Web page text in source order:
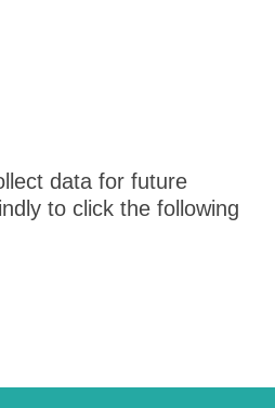
data for future
to click the following